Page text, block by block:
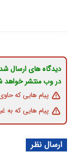
دیدگاه های ارسال
در وب منتشر خواهد
پیام هایی که
پیام هایی که به
ارسال نظر